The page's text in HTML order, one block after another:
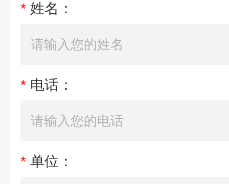
* 姓名：
* 电话：
* 单位：